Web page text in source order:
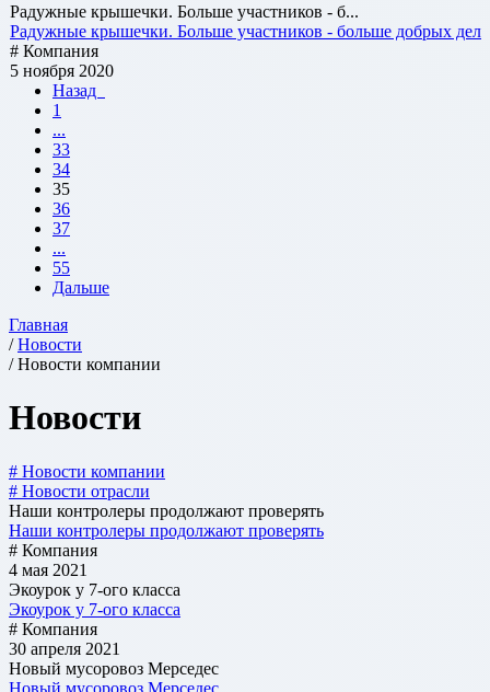
Радужные крышечки. Больше участников - б...
Радужные крышечки. Больше участников - больше добрых дел
# Компания
5 ноября 2020
Назад
1
...
33
34
35
36
37
...
55
Дальше
Главная
/Новости
/ Новости компании
Новости
# Новости компании
# Новости отрасли
Наши контролеры продолжают проверять
Наши контролеры продолжают проверять
# Компания
4 мая 2021
Экоурок у 7-ого класса
Экоурок у 7-ого класса
# Компания
30 апреля 2021
Новый мусоровоз Мерседес
Новый мусоровоз Мерседес